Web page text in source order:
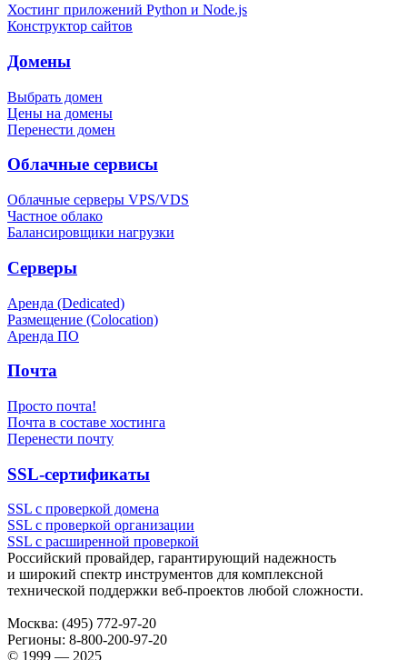
Хостинг приложений Python и Node.js
Конструктор сайтов
Домены
Выбрать домен
Цены на домены
Перенести домен
Облачные сервисы
Облачные серверы VPS/VDS
Частное облако
Балансировщики нагрузки
Серверы
Аренда (Dedicated)
Размещение (Colocation)
Аренда ПО
Почта
Просто почта!
Почта в составе хостинга
Перенести почту
SSL-сертификаты
SSL с проверкой домена
SSL с проверкой организации
SSL с расширенной проверкой
Российский провайдер, гарантирующий надежность
и широкий спектр инструментов для комплексной
технической поддержки веб-проектов любой сложности.
Москва: (495) 772-97-20
Регионы: 8-800-200-97-20
© 1999 — 2025